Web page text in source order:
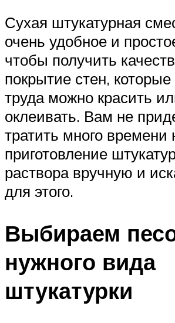
Сухая штукатурная
очень удобное и
чтобы получить
покрытие стен,
труда можно красить
оклеивать. Вам не
тратить много времени
приготовление
раствора вручную и
для этого.
Выбираем
нужного вида
штукатурки